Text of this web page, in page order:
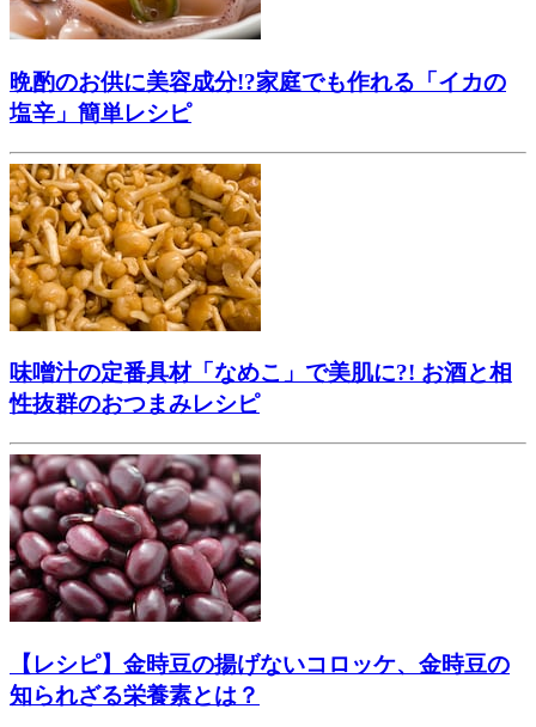
晩酌のお供に美容成分!?家庭でも作れる「イカの
塩辛」簡単レシピ
味噌汁の定番具材「なめこ」で美肌に?! お酒と相
性抜群のおつまみレシピ
【レシピ】金時豆の揚げないコロッケ、金時豆の
知られざる栄養素とは？